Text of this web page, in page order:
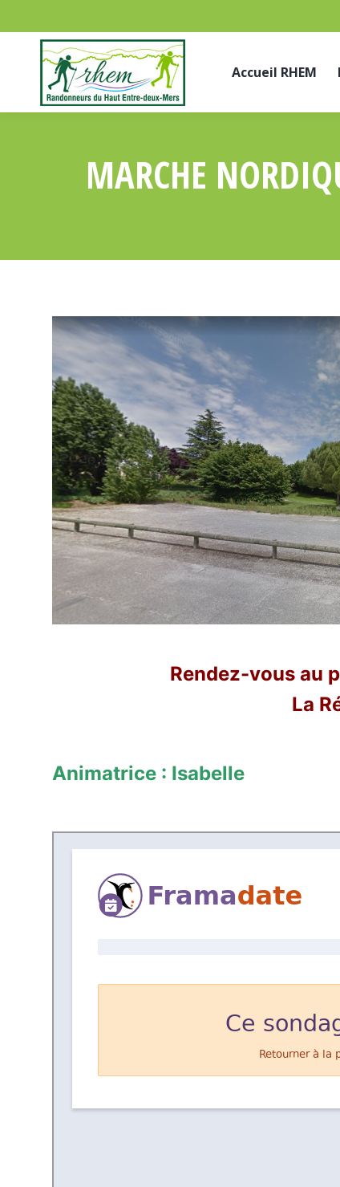
Accueil RHEM
MARCHE
Rendez-vous au
La
Animatrice : Isabelle